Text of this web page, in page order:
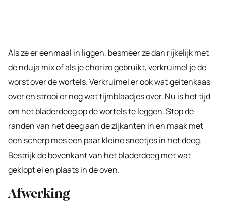
Als ze er eenmaal in liggen, besmeer ze dan rijkelijk met
de nduja mix of als je chorizo gebruikt, verkruimel je de
worst over de wortels. Verkruimel er ook wat geitenkaas
over en strooi er nog wat tijmblaadjes over. Nu is het tijd
om het bladerdeeg op de wortels te leggen. Stop de
randen van het deeg aan de zijkanten in en maak met
een scherp mes een paar kleine sneetjes in het deeg.
Bestrijk de bovenkant van het bladerdeeg met wat
geklopt ei en plaats in de oven.
Afwerking